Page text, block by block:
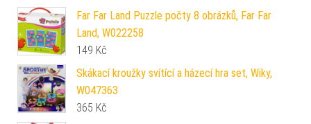
Far Far Land Puzzle počty 8 obrázků, Far Far
Land, W022258
149 Kč
Skákací kroužky svítící a házecí hra set, Wiky,
W047363
365 Kč